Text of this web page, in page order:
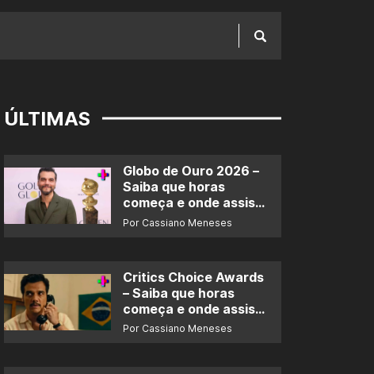
ÚLTIMAS
Globo de Ouro 2026 –
Saiba que horas
começa e onde assistir
ao prêmio
Por Cassiano Meneses
Critics Choice Awards
– Saiba que horas
começa e onde assistir
ao prêmio
Por Cassiano Meneses